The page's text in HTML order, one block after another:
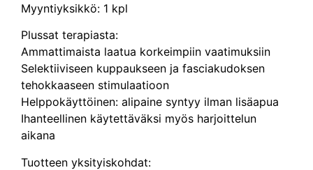
Myyntiyksikkö: 1 kpl
Plussat terapiasta:
Ammattimaista laatua korkeimpiin vaatimuksiin
Selektiiviseen kuppaukseen ja fasciakudoksen
tehokkaaseen stimulaatioon
Helppokäyttöinen: alipaine syntyy ilman lisäapua
Ihanteellinen käytettäväksi myös harjoittelun
aikana
Tuotteen yksityiskohdat: